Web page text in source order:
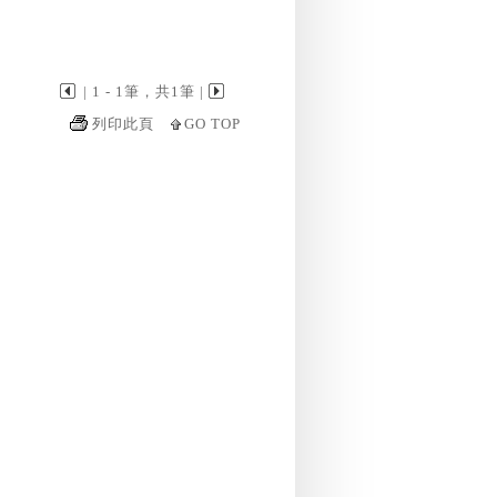
| 1 - 1筆，共1筆 |
列印此頁
GO TOP